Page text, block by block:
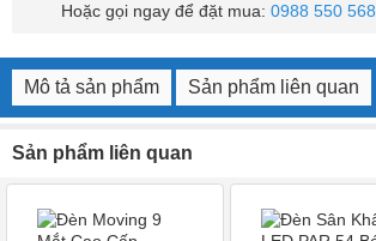
Hoặc gọi ngay để đặt mua: 0988 550 568
Mô tả sản phẩm Sản phẩm liên quan
Sản phẩm liên quan